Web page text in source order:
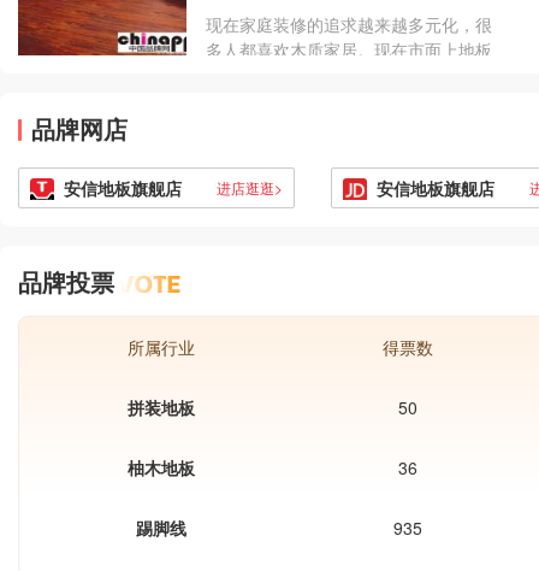
适，使用安全的特点，是卧室、客厅、
书房等地面装修的理想材料。那么实木
择。
现在家庭装修的追求越来越多元化，很
多人都喜欢木质家居。现在市面上地板
表大收罗一、橡木仿古地板品牌:安心地
板价格:469元/平方安心地板应用采用的
品牌网店
安信地板旗舰店 进店逛逛> 安信地板旗舰店
品牌投票
所属行业 得票数
拼装地板 50
柚木地板 36
踢脚线 935